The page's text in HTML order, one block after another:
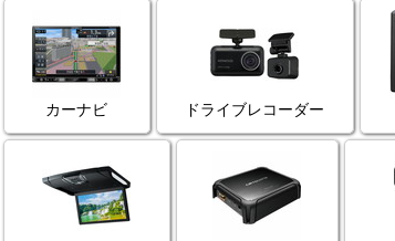
カーナビ ドライブレコーダー